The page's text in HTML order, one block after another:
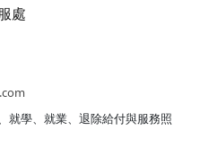
處
就學、就業、退除給付與服務照